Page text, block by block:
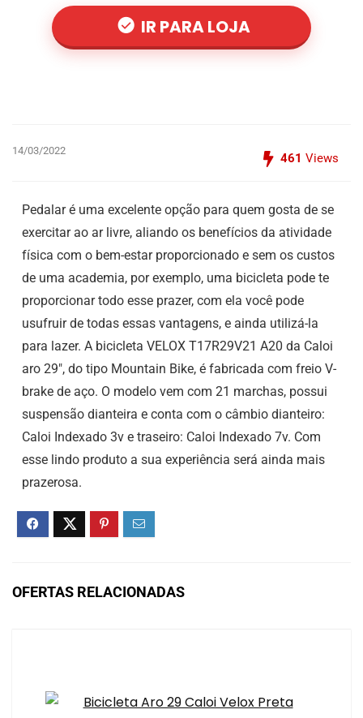
IR PARA LOJA
14/03/2022
461 Views
Pedalar é uma excelente opção para quem gosta de se
exercitar ao ar livre, aliando os benefícios da atividade
física com o bem-estar proporcionado e sem os custos
de uma academia, por exemplo, uma bicicleta pode te
proporcionar todo esse prazer, com ela você pode
usufruir de todas essas vantagens, e ainda utilizá-la
para lazer. A bicicleta VELOX T17R29V21 A20 da Caloi
aro 29″, do tipo Mountain Bike, é fabricada com freio V-
brake de aço. O modelo vem com 21 marchas, possui
suspensão dianteira e conta com o câmbio dianteiro:
Caloi Indexado 3v e traseiro: Caloi Indexado 7v. Com
esse lindo produto a sua experiência será ainda mais
prazerosa.
OFERTAS RELACIONADAS